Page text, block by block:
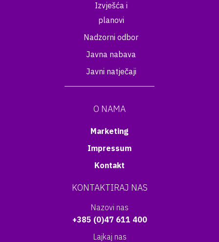
Izvješća i
planovi
Nadzorni odbor
Javna nabava
Javni natječaji
O NAMA
Marketing
Impressum
Kontakt
KONTAKTIRAJ NAS
Nazovi nas
+385 (0)47 611 400
Lajkaj nas